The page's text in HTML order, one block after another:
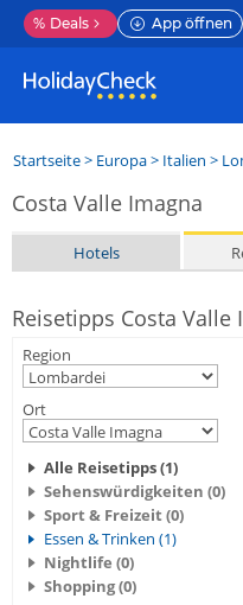
% Deals App öffnen
Startseite> Europa> Italien >
Costa Valle Imagna
Hotels
Reisetipps Costa Valle
Region
Ort
Alle Reisetipps (1)
Sehenswürdigkeiten (0)
Sport & Freizeit (0)
Essen & Trinken (1)
Nightlife (0)
Shopping (0)